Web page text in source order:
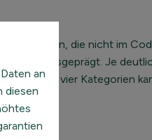
die nicht im
ausgeprägt. Je
Seite der vier Kategorien
an
diesen